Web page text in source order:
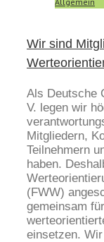
Wir sind
Als Deutsche
V. legen wir
Mitgliedern,
Teilnehmern
haben.
(FWW)
gemeinsam
einsetzen.